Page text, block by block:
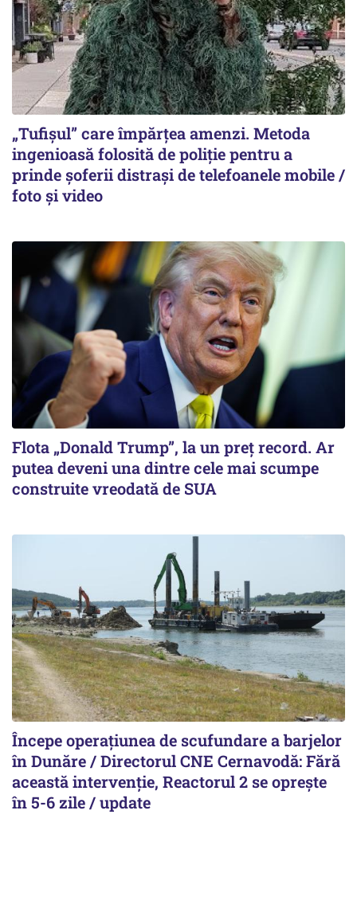
„Tufișul” care împărțea amenzi. Metoda
ingenioasă folosită de poliție pentru a
prinde șoferii distrași de telefoanele mobile /
foto și video
Flota „Donald Trump”, la un preț record. Ar
putea deveni una dintre cele mai scumpe
construite vreodată de SUA
Începe operațiunea de scufundare a barjelor
în Dunăre / Directorul CNE Cernavodă: Fără
această intervenție, Reactorul 2 se oprește
în 5-6 zile / update